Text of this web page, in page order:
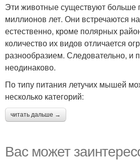
Эти животные существуют больше
миллионов лет. Они встречаются
естественно, кроме полярных
количество их видов отличается
разнообразием. Следовательно, и
неодинаково.
По типу питания летучих мышей
несколько категорий:
читать дальше →
Вас может